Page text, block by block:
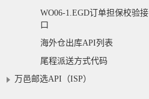
WO06-1.EGD订单担保校验接
口
海外仓出库API列表
尾程派送方式代码
万邑邮选API（ISP）